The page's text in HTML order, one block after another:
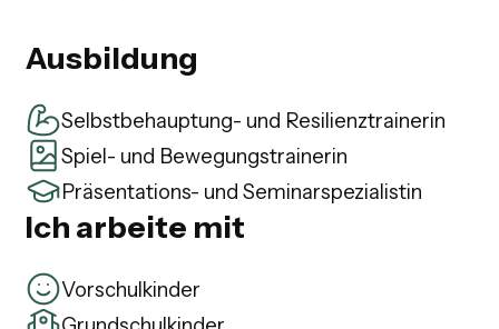
Ausbildung
Selbstbehauptung- und Resilienztrainerin
Spiel- und Bewegungstrainerin
Präsentations- und Seminarspezialistin
Ich arbeite mit
Vorschulkinder